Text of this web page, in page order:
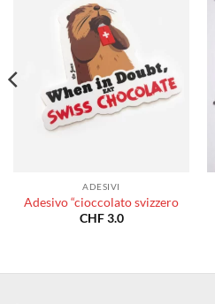
ADESIVI
Adesivo “cioccolato svizzero
CHF3.0